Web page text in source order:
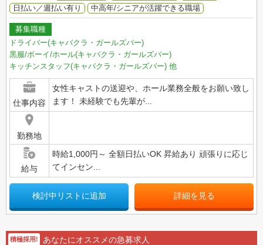
日払い／週払い有り
中高年/シニアが活躍できる職場
募集職種
ドライバー(キャバクラ・ガールズバー)
黒服/ボーイ/ホール(キャバクラ・ガールズバー)
キッチンスタッフ(キャバクラ・ガールズバー) 他
仕事内容
女性キャストの送迎や、ホール業務全般をお願い致し
ます！ 未経験でも先輩が...
勤務地
給与
時給1,000円～ 全額日払いOK 昇給あり 頑張りに応じ
てインセン...
検討中リストに追加 詳細を見る
積極採用! あなたにオススメの急募求人